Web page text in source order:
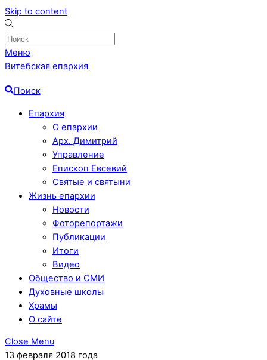
Skip to content
Меню
Витебская епархия
Поиск
Епархия
О епархии
Арх. Димитрий
Управление
Епископ Евсевий
Святые и святыни
Жизнь епархии
Новости
Фоторепортажи
Публикации
Итоги
Видео
Общество и СМИ
Духовные школы
Храмы
О сайте
Close Menu
13 февраля 2018 года